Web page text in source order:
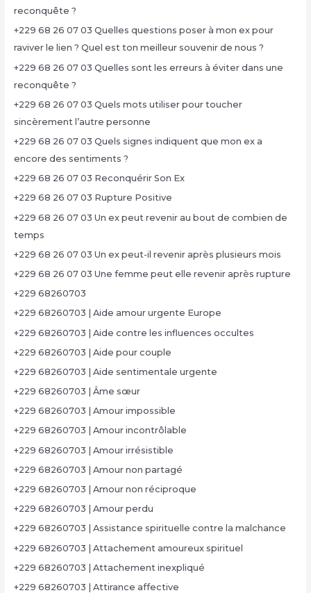
reconquête ?
+229 68 26 07 03 Quelles questions poser à mon ex pour
raviver le lien ? Quel est ton meilleur souvenir de nous ?
+229 68 26 07 03 Quelles sont les erreurs à éviter dans une
reconquête ?
+229 68 26 07 03 Quels mots utiliser pour toucher
sincèrement l’autre personne
+229 68 26 07 03 Quels signes indiquent que mon ex a
encore des sentiments ?
+229 68 26 07 03 Reconquérir Son Ex
+229 68 26 07 03 Rupture Positive
+229 68 26 07 03 Un ex peut revenir au bout de combien de
temps
+229 68 26 07 03 Un ex peut-il revenir après plusieurs mois
+229 68 26 07 03 Une femme peut elle revenir après rupture
+229 68260703
+229 68260703 | Aide amour urgente Europe
+229 68260703 | Aide contre les influences occultes
+229 68260703 | Aide pour couple
+229 68260703 | Aide sentimentale urgente
+229 68260703 | Âme sœur
+229 68260703 | Amour impossible
+229 68260703 | Amour incontrôlable
+229 68260703 | Amour irrésistible
+229 68260703 | Amour non partagé
+229 68260703 | Amour non réciproque
+229 68260703 | Amour perdu
+229 68260703 | Assistance spirituelle contre la malchance
+229 68260703 | Attachement amoureux spirituel
+229 68260703 | Attachement inexpliqué
+229 68260703 | Attirance affective